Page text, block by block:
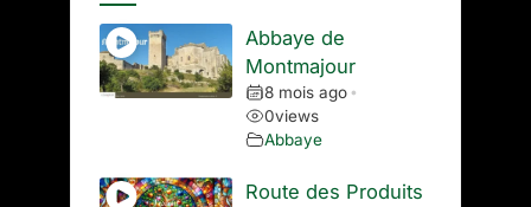
Abbaye de
Montmajour
8 mois ago •
0views
Abbaye
Route des Produits